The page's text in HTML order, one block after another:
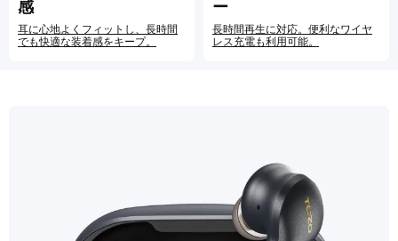
感
耳に心地よくフィットし、長時間
でも快適な装着感をキープ。
ー
長時間再生に対応。便利なワイヤ
レス充電も利用可能。